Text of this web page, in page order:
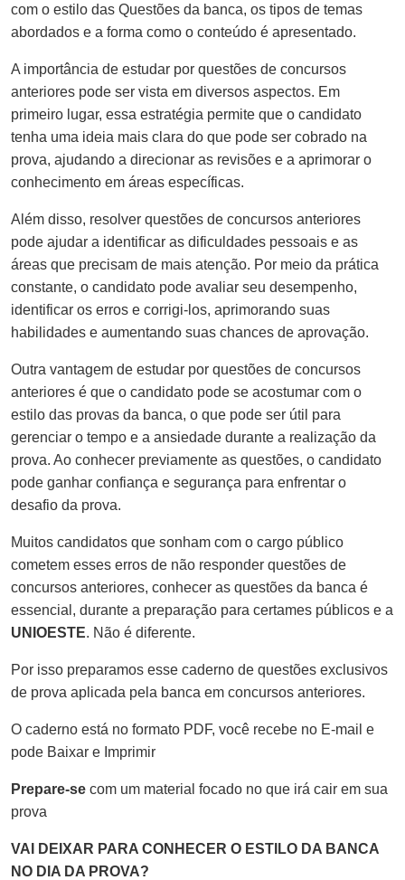
com o estilo das Questões da banca, os tipos de temas
abordados e a forma como o conteúdo é apresentado.
A importância de estudar por questões de concursos
anteriores pode ser vista em diversos aspectos. Em
primeiro lugar, essa estratégia permite que o candidato
tenha uma ideia mais clara do que pode ser cobrado na
prova, ajudando a direcionar as revisões e a aprimorar o
conhecimento em áreas específicas.
Além disso, resolver questões de concursos anteriores
pode ajudar a identificar as dificuldades pessoais e as
áreas que precisam de mais atenção. Por meio da prática
constante, o candidato pode avaliar seu desempenho,
identificar os erros e corrigi-los, aprimorando suas
habilidades e aumentando suas chances de aprovação.
Outra vantagem de estudar por questões de concursos
anteriores é que o candidato pode se acostumar com o
estilo das provas da banca, o que pode ser útil para
gerenciar o tempo e a ansiedade durante a realização da
prova. Ao conhecer previamente as questões, o candidato
pode ganhar confiança e segurança para enfrentar o
desafio da prova.
Muitos candidatos que sonham com o cargo público
cometem esses erros de não responder questões de
concursos anteriores, conhecer as questões da banca é
essencial, durante a preparação para certames públicos e a
UNIOESTE. Não é diferente.
Por isso preparamos esse caderno de questões exclusivos
de prova aplicada pela banca em concursos anteriores.
O caderno está no formato PDF, você recebe no E-mail e
pode Baixar e Imprimir
Prepare-se com um material focado no que irá cair em sua
prova
VAI DEIXAR PARA CONHECER O ESTILO DA BANCA
NO DIA DA PROVA?